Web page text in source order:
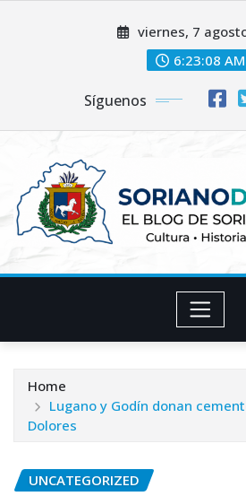
viernes, 7
6:23:09 AM
Síguenos
Home
Lugano y Godín donan
Dolores
UNCATEGORIZED